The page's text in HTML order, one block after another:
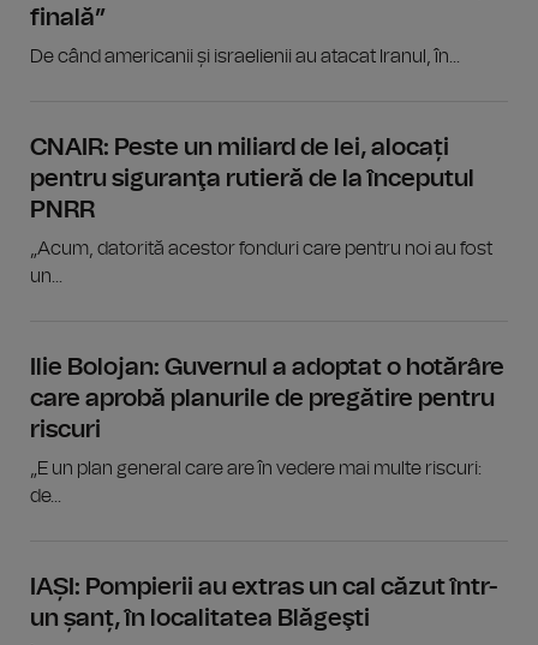
finală”
De când americanii și israelienii au atacat Iranul, în...
CNAIR: Peste un miliard de lei, alocați
pentru siguranţa rutieră de la începutul
PNRR
„Acum, datorită acestor fonduri care pentru noi au fost
un...
Ilie Bolojan: Guvernul a adoptat o hotărâre
care aprobă planurile de pregătire pentru
riscuri
„E un plan general care are în vedere mai multe riscuri:
de...
IAȘI: Pompierii au extras un cal căzut într-
un șanț, în localitatea Blăgeşti